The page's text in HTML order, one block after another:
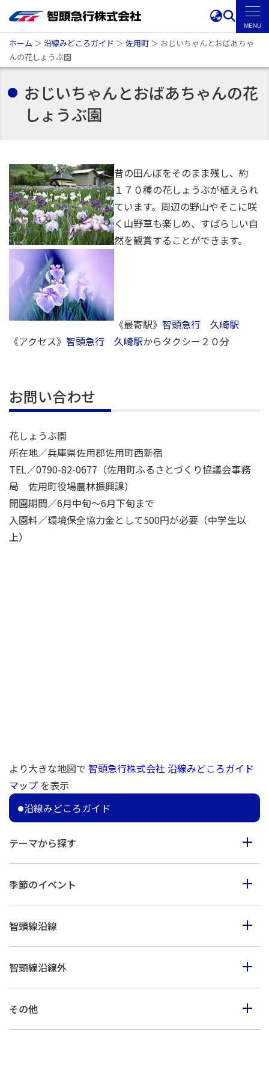
ホーム ＞ 沿線みどころガイド ＞ 佐用町 ＞ おじいちゃんとおばあちゃ
んの花しょうぶ園
おじいちゃんとおばあちゃんの花
しょうぶ園
昔の田んぼをそのまま残し、約
１７０種の花しょうぶが植えられ
ています。周辺の野山やそこに咲
く山野草も楽しめ、すばらしい自
然を観賞することができます。
《最寄駅》 智頭急行 久崎駅
《アクセス》 智頭急行 久崎駅からタクシー２０分
お問い合わせ
花しょうぶ園
所在地／兵庫県佐用郡佐用町西新宿
TEL／0790-82-0677（佐用町ふるさとづくり協議会事務
局 佐用町役場農林振興課）
開園期間／6月中旬～6月下旬まで
入園料／環境保全協力金として500円が必要（中学生以
上）
より大きな地図で 智頭急行株式会社 沿線みどころガイド
マップ を表示
沿線みどころガイド
テーマから探す
歩く
買う
季節のイベント
秋のイベント
智頭線沿線
美作市
智頭線沿線外
その他